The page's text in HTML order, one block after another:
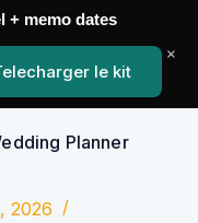
Planner
2026
+ memo dates
le kit
×